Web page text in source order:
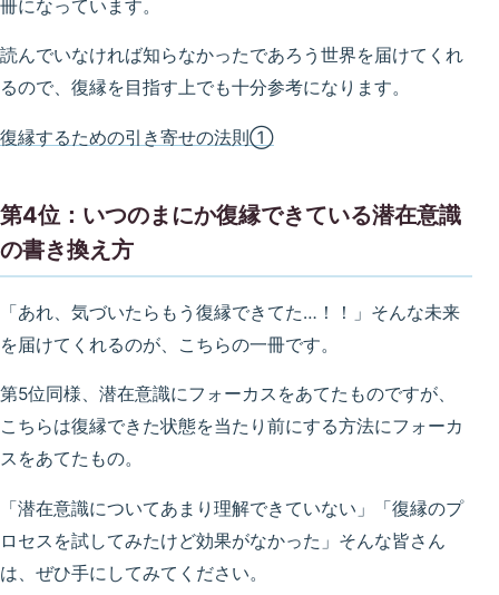
冊になっています。
読んでいなければ知らなかったであろう世界を届けてくれ
るので、復縁を目指す上でも十分参考になります。
復縁するための引き寄せの法則①
第4位：いつのまにか復縁できている潜在意識
の書き換え方
「あれ、気づいたらもう復縁できてた…！！」そんな未来
を届けてくれるのが、こちらの一冊です。
第5位同様、潜在意識にフォーカスをあてたものですが、
こちらは復縁できた状態を当たり前にする方法にフォーカ
スをあてたもの。
「潜在意識についてあまり理解できていない」「復縁のプ
ロセスを試してみたけど効果がなかった」そんな皆さん
は、ぜひ手にしてみてください。